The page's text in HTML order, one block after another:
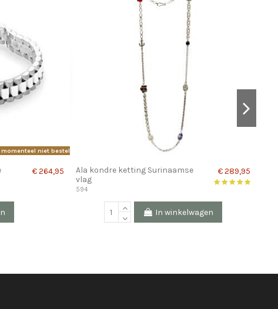
niet bestellen.
€ 264,95
Ala kondre ketting Surinaamse
vlag
594
€ 289,95
In winkelwagen